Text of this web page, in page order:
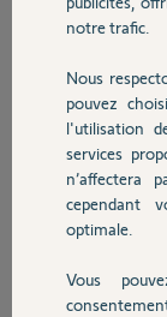
Domotique
Chauffage
Autres
Devis avec
Bonjour,
Ok, vous êtes
Mais... si vous
notre trafic.
Nous
pouvez
l'utilisation
services
n’affectera
cependant
optimale.
Vous